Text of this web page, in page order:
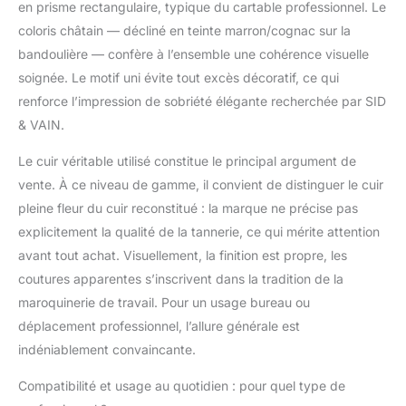
beaucoup d'espace et
un agencement bien
pensé pour l'ordinateur
dossiers A4, etc.
PRATIQUE ✔ Grâce à la
ouvert et fermé. | La
bandoulière amovible
et réglable pour un
grand confort de
transport : idéal comme
sac à bandoulière, sac
à épaule ou même pour
le vélo. COMPAGNON
IDÉAL ✔ Utilisez cet
élégante sac cuir en
tant que sacoche pour
messager, sac
en prisme rectangulaire, typique du cartable professionnel. Le
coloris châtain — décliné en teinte marron/cognac sur la
bandoulière — confère à l’ensemble une cohérence visuelle
soignée. Le motif uni évite tout excès décoratif, ce qui
renforce l’impression de sobriété élégante recherchée par SID
& VAIN.
Le cuir véritable utilisé constitue le principal argument de
vente. À ce niveau de gamme, il convient de distinguer le cuir
pleine fleur du cuir reconstitué : la marque ne précise pas
explicitement la qualité de la tannerie, ce qui mérite attention
avant tout achat. Visuellement, la finition est propre, les
coutures apparentes s’inscrivent dans la tradition de la
maroquinerie de travail. Pour un usage bureau ou
déplacement professionnel, l’allure générale est
indéniablement convaincante.
Compatibilité et usage au quotidien : pour quel type de